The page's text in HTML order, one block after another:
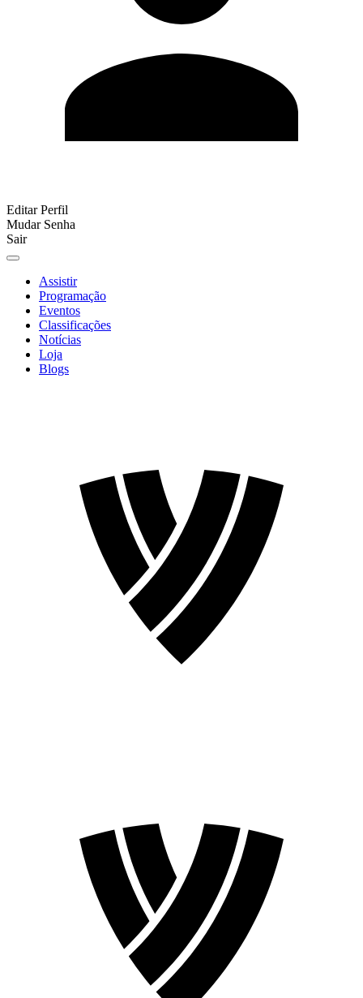
Editar Perfil
Mudar Senha
Sair
Assistir
Programação
Eventos
Classificações
Notícias
Loja
Blogs